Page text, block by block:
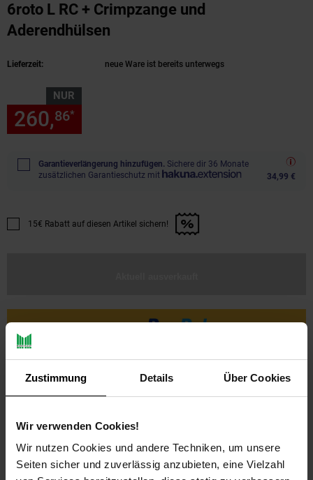
Zustimmung Details Über Cookies
Wir verwenden Cookies!
Wir nutzen Cookies und andere Techniken, um unsere
Seiten sicher und zuverlässig anzubieten, eine Vielzahl
6roto L RC + Crimpzange und
Aderendhülsen
Lieferzeit: neue Ware ist bereits unterwegs
NUR
260,86*
Garantieverlängerung hinzufügen. Sichere dir 36 Monate
zusätzlichen Garantieschutz mit
34,99 €
Promotion "15€ Rabatt auf diesen Artikel sichern!" anwenden
15€ Rabatt auf diesen Artikel sichern!
PAYBACK